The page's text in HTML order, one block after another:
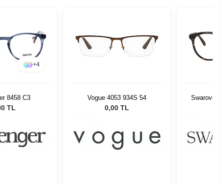
+4
8458 C3
TL
Vogue 4053 934S 54
0,00 TL